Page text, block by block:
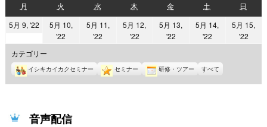
月
曜
日
火
曜
日
水水
曜
日
木
曜
日
金金
曜
日
土
曜
日
日
曜
日
5月 9, '222022
5
月
9
日
5月 10,
'22
5
月
10
5月 11,
'22
5
月
11
5月 12,
'222022
5
月
12
5月 13,
'222022
5
月
13
5月 14,
'222022
5
月
14
5月 15,
'222022
15
カテゴリー
イシキカイカクセミナー セミナー 研修・ツアー すべて
音声配信